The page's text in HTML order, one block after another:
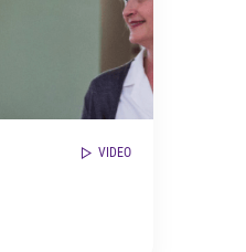
VIDEO